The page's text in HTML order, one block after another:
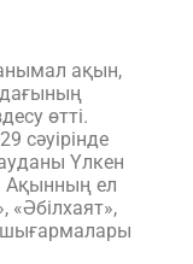
ақын,
өтті.
сәуірінде
Үлкен
Ақынның ел